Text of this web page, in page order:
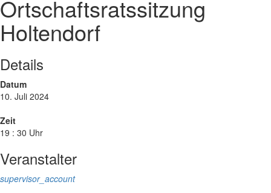
Ortschaftsratssitzung
Holtendorf
Details
Datum
10. Juli 2024
Zeit
19 : 30 Uhr
Veranstalter
supervisor_account